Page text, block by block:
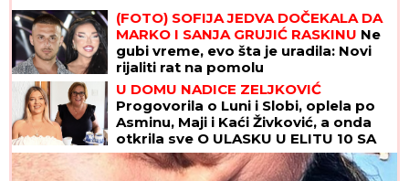
(FOTO) SOFIJA JEDVA DOČEKALA DA
MARKO I SANJA GRUJIĆ RASKINU Ne
gubi vreme, evo šta je uradila: Novi
rijaliti rat na pomolu
U DOMU NADICE ZELJKOVIĆ
Progovorila o Luni i Slobi, oplela po
Asminu, Maji i Kaći Živković, a onda
otkrila sve O ULASKU U ELITU 10 SA
KIJOM: "Dečko joj je sportista"
(VIDEO)